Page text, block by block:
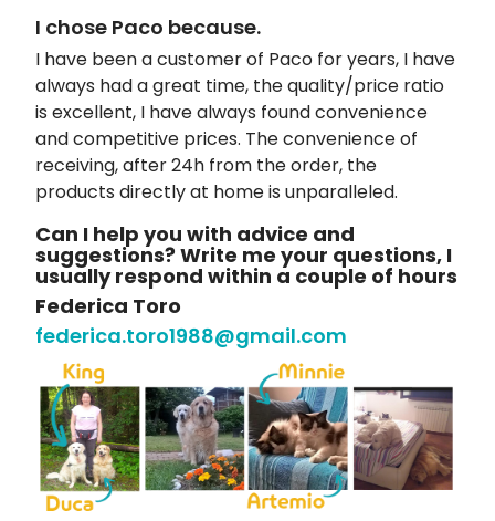
I chose Paco because.
I have been a customer of Paco for years, I have
always had a great time, the quality/price ratio
is excellent, I have always found convenience
and competitive prices. The convenience of
receiving, after 24h from the order, the
products directly at home is unparalleled.
Can I help you with advice and
suggestions? Write me your questions, I
usually respond within a couple of hours
Federica Toro
federica.toro1988@gmail.com